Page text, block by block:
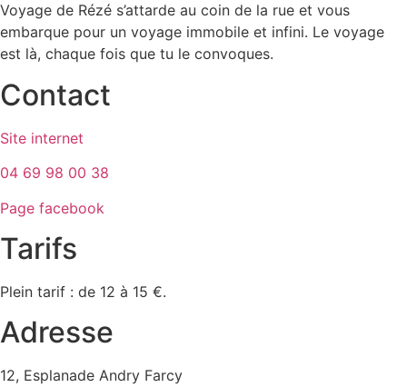
Voyage de Rézé s’attarde au coin de la rue et vous
embarque pour un voyage immobile et infini. Le voyage
est là, chaque fois que tu le convoques.
Contact
Site internet
04 69 98 00 38
Page facebook
Tarifs
Plein tarif : de 12 à 15 €.
Adresse
12, Esplanade Andry Farcy